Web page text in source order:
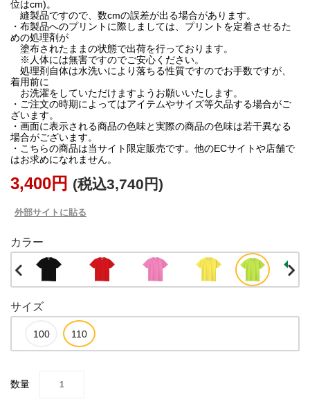
位はcm)。
縫製品ですので、数cmの誤差が出る場合があります。
・布製品へのプリントに際しましては、プリントを定着させるた
めの処理剤が
塗布されたままの状態で出荷を行っております。
※人体には無害ですのでご安心ください。
処理剤自体は水洗いにより落ちる性質ですのでお手数ですが、
着用前に
お洗濯をしていただけますようお願いいたします。
・ご注文の時期によってはアイテムやサイズ等欠品する場合がご
ざいます。
・画面に表示される商品の色味と実際の商品の色味は若干異なる
場合がございます。
・こちらの商品は当サイト限定販売です。他のECサイトや店舗で
はお求めになれません。
3,400円 (税込3,740円)
外部サイトに貼る
カラー
サイズ
数量